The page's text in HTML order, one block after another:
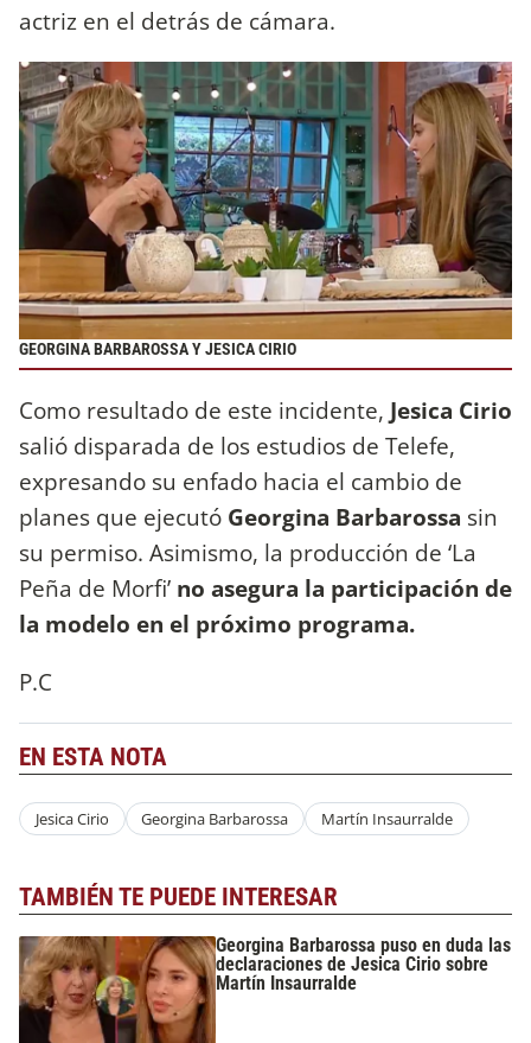
actriz en el detrás de cámara.
GEORGINA BARBAROSSA Y JESICA CIRIO
Como resultado de este incidente, Jesica Cirio
salió disparada de los estudios de Telefe,
expresando su enfado hacia el cambio de
planes que ejecutó Georgina Barbarossa sin
su permiso. Asimismo, la producción de ‘La
Peña de Morfi’ no asegura la participación de
la modelo en el próximo programa.
P.C
EN ESTA NOTA
Jesica Cirio Georgina Barbarossa Martín Insaurralde
TAMBIÉN TE PUEDE INTERESAR
Georgina Barbarossa puso en duda las
declaraciones de Jesica Cirio sobre
Martín Insaurralde